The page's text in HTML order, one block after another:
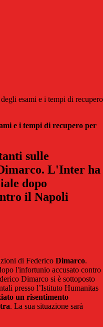
esami e i tempi di recupero
e i tempi di recupero per
sulle
L'Inter ha
dopo
il Napoli
di Federico Dimarco.
l'infortunio accusato contro
Dimarco si è sottoposto
presso l’Istituto Humanitas
un risentimento
. La sua situazione sarà